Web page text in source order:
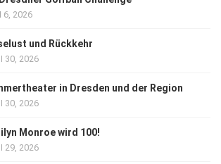
6, 2026
und Rückkehr
30, 2026
in Dresden und der Region
30, 2026
Monroe wird 100!
29, 2026